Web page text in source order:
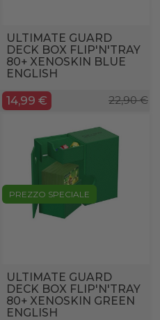
ULTIMATE GUARD
DECK BOX FLIP'N'TRAY
80+ XENOSKIN BLUE
ENGLISH
14,99 € 22,90 €
PREZZO SPECIALE
ULTIMATE GUARD
DECK BOX FLIP'N'TRAY
80+ XENOSKIN GREEN
ENGLISH